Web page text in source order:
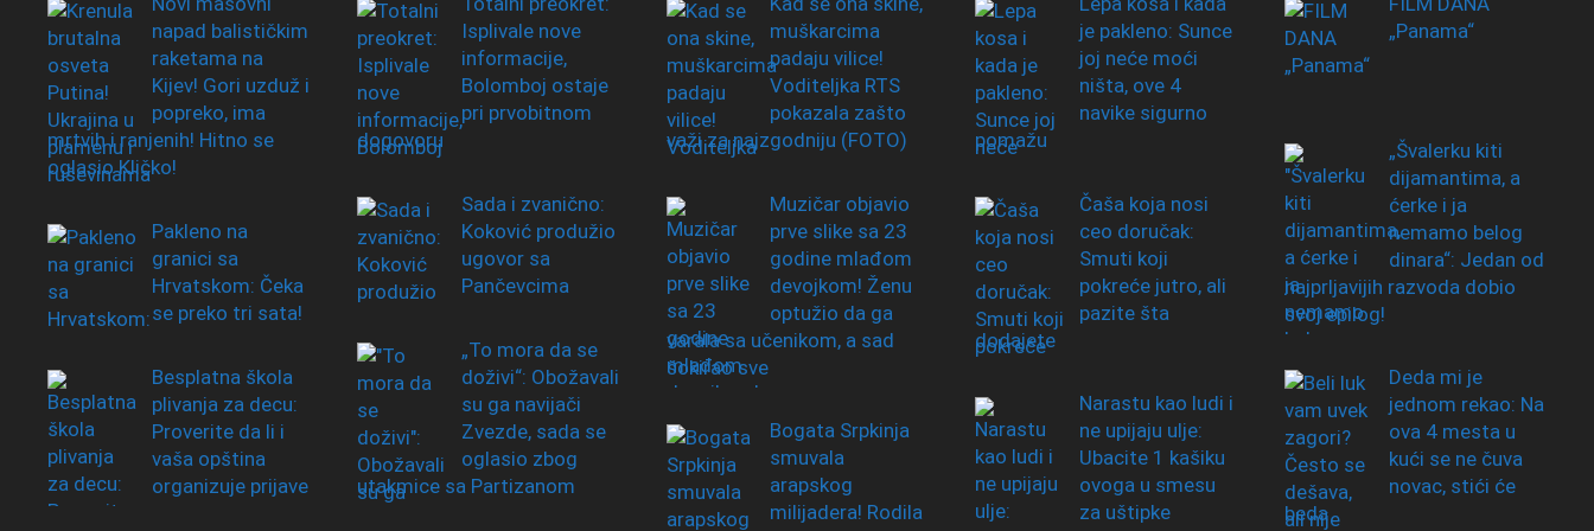
napad balističkim
raketama na
Kijev! Gori uzduž i
popreko, ima
mrtvih i ranjenih! Hitno se
oglasio Kličko!
Pakleno na
granici sa
Hrvatskom: Čeka
se preko tri sata!
Besplatna škola
plivanja za decu:
Proverite da li i
vaša opština
organizuje prijave
Isplivale nove
informacije,
Bolomboj ostaje
pri prvobitnom
dogovoru
Sada i zvanično:
Koković produžio
ugovor sa
Pančevcima
„To mora da se
doživi“: Obožavali
su ga navijači
Zvezde, sada se
oglasio zbog
utakmice sa Partizanom
muškarcima
padaju vilice!
Voditeljka RTS
pokazala zašto
važi za najzgodniju (FOTO)
Muzičar objavio
prve slike sa 23
godine mlađom
devojkom! Ženu
optužio da ga
varala sa učenikom, a sad
šokirao sve
Bogata Srpkinja
smuvala
arapskog
milijadera! Rodila
je pakleno: Sunce
joj neće moći
ništa, ove 4
navike sigurno
pomažu
Čaša koja nosi
ceo doručak:
Smuti koji
pokreće jutro, ali
pazite šta
dodajete
Narastu kao ludi i
ne upijaju ulje:
Ubacite 1 kašiku
ovoga u smesu
za uštipke
„Panama“
„Švalerku kiti
dijamantima, a
ćerke i ja
nemamo belog
dinara“: Jedan od
najprljavijih razvoda dobio
svoj epilog!
Deda mi je
jednom rekao: Na
ova 4 mesta u
kući se ne čuva
novac, stići će
beda